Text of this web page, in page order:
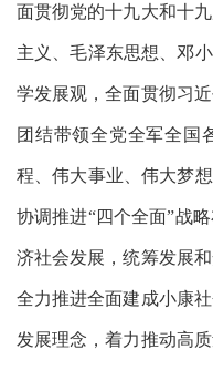
面贯彻党的十九大和十
主义、毛泽东思想、邓
学发展观，全面贯彻习
团结带领全党全军全国
程、伟大事业、伟大梦
协调推进“四个全面”战
济社会发展，统筹发展
全力推进全面建成小康
发展理念，着力推动高